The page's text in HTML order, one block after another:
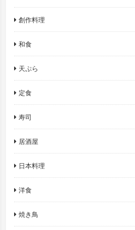
創作料理
和食
天ぷら
定食
寿司
居酒屋
日本料理
洋食
焼き鳥